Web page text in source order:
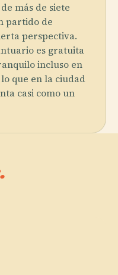
más de siete
partido de
perspectiva.
es gratuita
incluso en
que en la ciudad
casi como un